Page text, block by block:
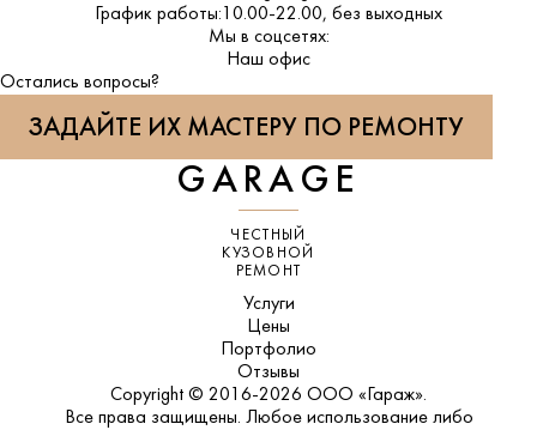
График работы: 10.00-22.00, без выходных
Мы в соцсетях:
ВКонтакте
Наш офис
Остались вопросы?
ЗАДАЙТЕ ИХ МАСТЕРУ ПО РЕМОНТУ
GARAGE
ЧЕСТНЫЙ
КУЗОВНОЙ
РЕМОНТ
Услуги
Цены
Портфолио
Отзывы
Copyright © 2016-2026 ООО «Гараж».
Все права защищены. Любое использование либо